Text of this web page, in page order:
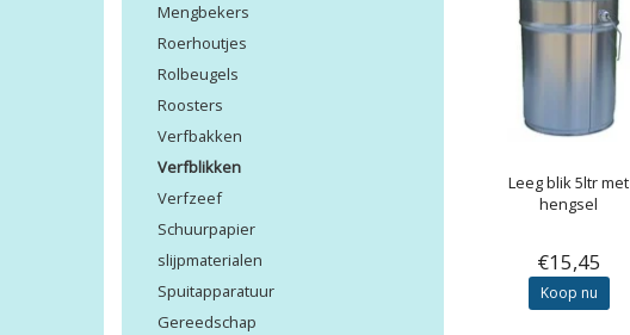
Mengbekers
Roerhoutjes
Rolbeugels
Roosters
Verfbakken
Verfblikken
Verfzeef
Schuurpapier
slijpmaterialen
Spuitapparatuur
Gereedschap
Leeg blik 5ltr met
hengsel
€15,45
Koop nu